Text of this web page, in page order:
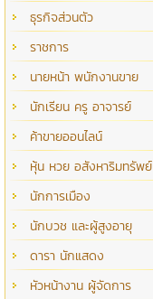
ธุรกิจส่วนตัว
ราชการ
นายหน้า พนักงานขาย
นักเรียน ครู อาจารย์
ค้าขายออนไลน์
หุ้น หวย อสังหาริมทรัพย์
นักการเมือง
นักบวช และผู้สูงอายุ
ดารา นักแสดง
หัวหน้างาน ผู้จัดการ